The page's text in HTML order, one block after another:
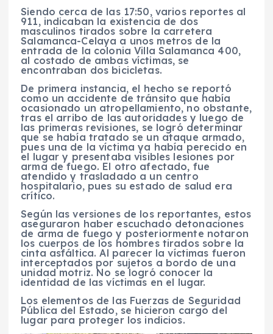
Siendo cerca de las 17:50, varios reportes al
911, indicaban la existencia de dos
masculinos tirados sobre la carretera
Salamanca-Celaya a unos metros de la
entrada de la colonia Villa Salamanca 400,
al costado de ambas víctimas, se
encontraban dos bicicletas.
De primera instancia, el hecho se reportó
como un accidente de tránsito que había
ocasionado un atropellamiento, no obstante,
tras el arribo de las autoridades y luego de
las primeras revisiones, se logró determinar
que se había tratado se un ataque armado,
pues una de la víctima ya había perecido en
el lugar y presentaba visibles lesiones por
arma de fuego. El otro afectado, fue
atendido y trasladado a un centro
hospitalario, pues su estado de salud era
crítico.
Según las versiones de los reportantes, estos
aseguraron haber escuchado detonaciones
de arma de fuego y posteriormente notaron
los cuerpos de los hombres tirados sobre la
cinta asfáltica. Al parecer la víctimas fueron
interceptados por sujetos a bordo de una
unidad motriz. No se logró conocer la
identidad de las víctimas en el lugar.
Los elementos de las Fuerzas de Seguridad
Pública del Estado, se hicieron cargo del
lugar para proteger los indicios.